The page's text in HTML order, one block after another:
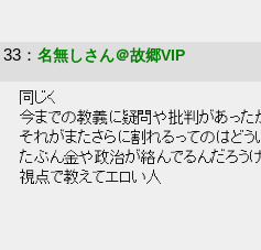
33 ： 名無しさん＠故郷VIP
同じく
今までの教義に疑問や批判があった
それがまたさらに割れるってのはどう
たぶん金や政治が絡んでるんだろう
視点で教えてエロい人